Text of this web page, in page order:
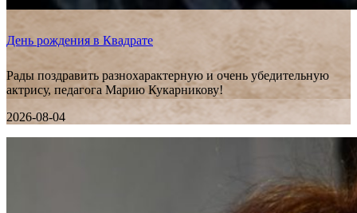
День рождения в Квадрате
Рады поздравить разнохарактерную и очень убедительную
актрису, педагога Марию Кукарникову!
2026-08-04